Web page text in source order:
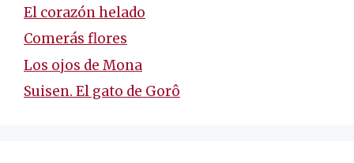
El corazón helado
Comerás flores
Los ojos de Mona
Suisen. El gato de Gorô